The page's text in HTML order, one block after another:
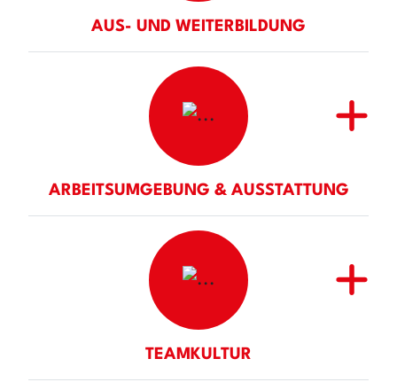
AUS- UND WEITERBILDUNG
ARBEITSUMGEBUNG & AUSSTATTUNG
TEAMKULTUR